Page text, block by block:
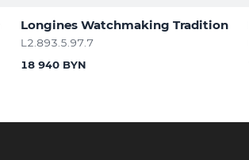
Longines Watchmaking Tradition
L2.893.5.97.7
18 940 BYN